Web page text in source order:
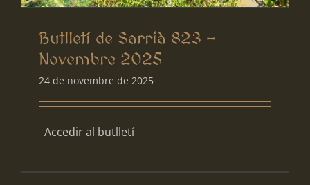
Butlletí de Sarrià 823 –
Novembre 2025
24 de novembre de 2025
Accedir al butlletí